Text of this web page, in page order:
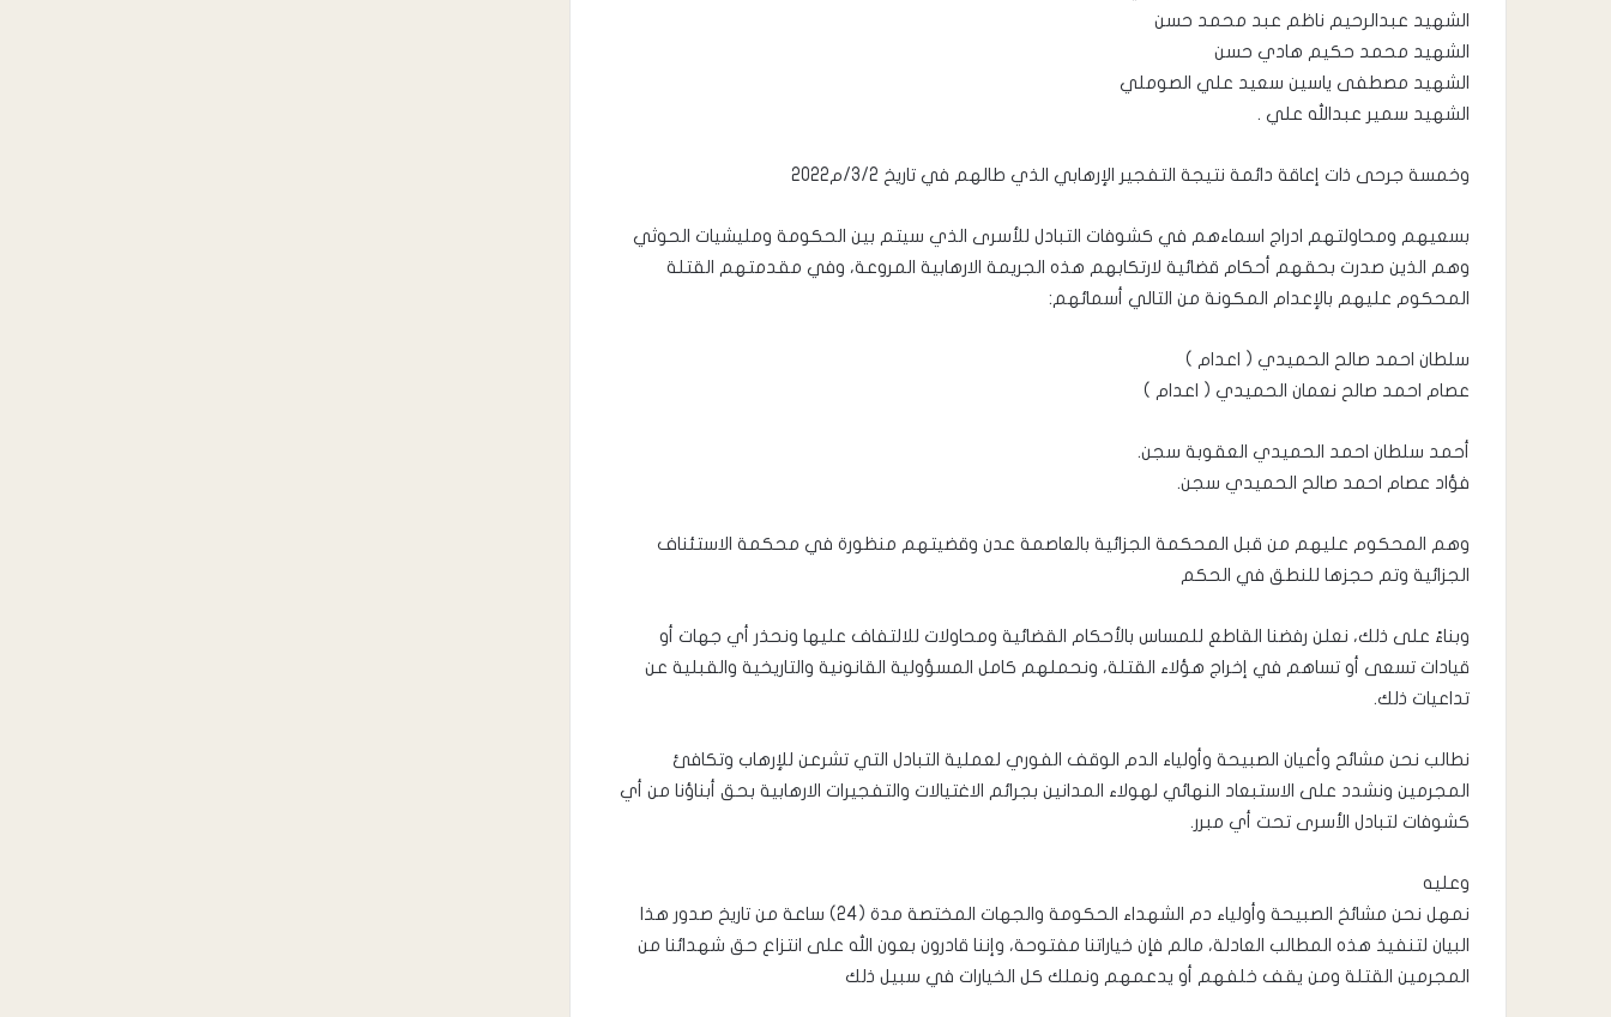
الشهيد عبدالرحيم ناظم عبد محمد حسن
الشهيد محمد حكيم هادي حسن
الشهيد مصطفى ياسين سعيد علي الصوملي
الشهيد سمير عبدالله علي .
وخمسة جرحى ذات إعاقة دائمة نتيجة التفجير الإرهابي الذي طالهم في تاريخ 3/2/م2022
بسعيهم ومحاولتهم ادراج اسماءهم في كشوفات التبادل للأسرى الذي سيتم بين الحكومة ومليشيات الحوثي
وهم الذين صدرت بحقهم أحكام قضائية لارتكابهم هذه الجريمة الارهابية المروعة، وفي مقدمتهم القتلة
المحكوم عليهم بالإعدام المكونة من التالي أسمائهم:
سلطان احمد صالح الحميدي ( اعدام )
عصام احمد صالح نعمان الحميدي ( اعدام )
أحمد سلطان احمد الحميدي العقوبة سجن.
فؤاد عصام احمد صالح الحميدي سجن.
وهم المحكوم عليهم من قبل المحكمة الجزائية بالعاصمة عدن وقضيتهم منظورة في محكمة الاستئناف
الجزائية وتم حجزها للنطق في الحكم
​وبناءً على ذلك، نعلن رفضنا القاطع للمساس بالأحكام القضائية ومحاولات للالتفاف عليها ونحذر أي جهات أو
قيادات تسعى أو تساهم في إخراج هؤلاء القتلة، ونحملهم كامل المسؤولية القانونية والتاريخية والقبلية عن
تداعيات ذلك.
​نطالب نحن مشائح وأعيان الصبيحة وأولياء الدم الوقف الفوري لعملية التبادل التي تشرعن للإرهاب وتكافئ
المجرمين ونشدد على الاستبعاد النهائي لهولاء المدانين بجرائم الاغتيالات والتفجيرات الارهابية بحق أبناؤنا من أي
كشوفات لتبادل الأسرى تحت أي مبرر.
وعليه
نمهل نحن مشائخ الصبيحة وأولياء دم الشهداء الحكومة والجهات المختصة مدة (24) ساعة من تاريخ صدور هذا
البيان لتنفيذ هذه المطالب العادلة، مالم فإن خياراتنا مفتوحة، وإننا قادرون بعون الله على انتزاع حق شهدائنا من
المجرمين القتلة ومن يقف خلفهم أو يدعمهم ونملك كل الخيارات في سبيل ذلك